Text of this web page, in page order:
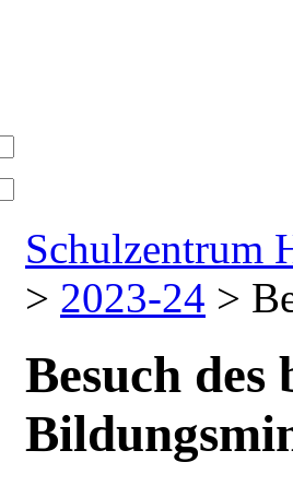
Schulzentrum
> 2023-24 >
Besuch